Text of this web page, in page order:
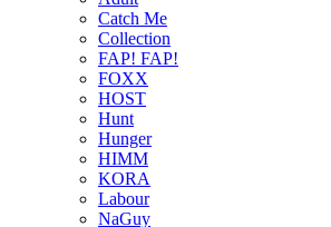
Catch Me
Collection
FAP! FAP!
FOXX
HOST
Hunt
Hunger
HIMM
KORA
Labour
NaGuy